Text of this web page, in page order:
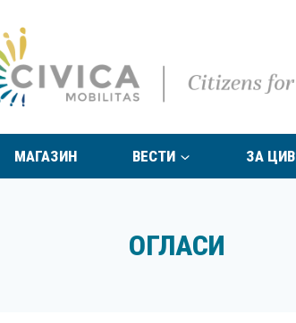
МАГАЗИН ВЕСТИ ЗА
ОГЛАСИ